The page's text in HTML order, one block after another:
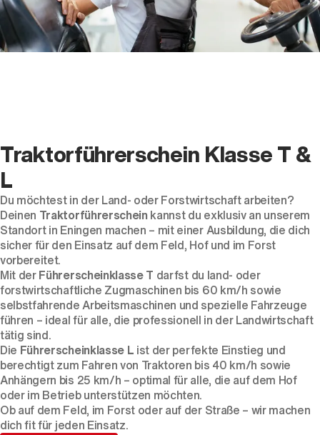
Traktorführerschein Klasse T &
L
Du möchtest in der Land- oder Forstwirtschaft arbeiten?
Deinen Traktorführerscheinkannst du exklusiv an unserem
Standort in Eningen machen – mit einer Ausbildung, die dich
sicher für den Einsatz auf dem Feld, Hof und im Forst
vorbereitet.
Mit derFührerscheinklasse T darfst du land- oder
forstwirtschaftliche Zugmaschinen bis 60 km/h sowie
selbstfahrende Arbeitsmaschinen und spezielle Fahrzeuge
führen – ideal für alle, die professionell in der Landwirtschaft
tätig sind.
Die Führerscheinklasse L ist der perfekte Einstieg und
berechtigt zum Fahren von Traktoren bis 40 km/h sowie
Anhängern bis 25 km/h – optimal für alle, die auf dem Hof
oder im Betrieb unterstützen möchten.
Ob auf dem Feld, im Forst oder auf der Straße – wir machen
dich fit für jeden Einsatz.